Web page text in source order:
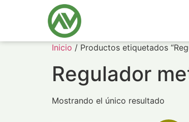
Inicio / Productos etiquetados
Regulador
Mostrando el único resultado